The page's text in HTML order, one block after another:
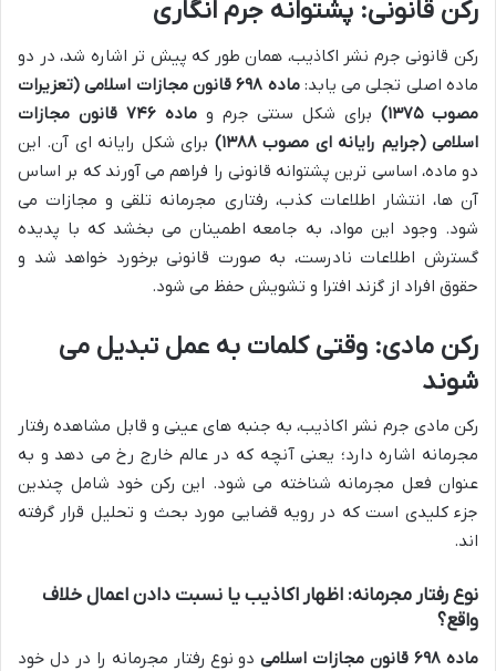
رکن قانونی: پشتوانه جرم انگاری
رکن قانونی جرم نشر اکاذیب، همان طور که پیش تر اشاره شد، در دو
ماده اصلی تجلی می یابد:
ماده ۶۹۸ قانون مجازات اسلامی (تعزیرات
مصوب ۱۳۷۵)
برای شکل سنتی جرم و
ماده ۷۴۶ قانون مجازات
اسلامی (جرایم رایانه ای مصوب ۱۳۸۸)
برای شکل رایانه ای آن. این
دو ماده، اساسی ترین پشتوانه قانونی را فراهم می آورند که بر اساس
آن ها، انتشار اطلاعات کذب، رفتاری مجرمانه تلقی و مجازات می
شود. وجود این مواد، به جامعه اطمینان می بخشد که با پدیده
گسترش اطلاعات نادرست، به صورت قانونی برخورد خواهد شد و
حقوق افراد از گزند افترا و تشویش حفظ می شود.
رکن مادی: وقتی کلمات به عمل تبدیل می
شوند
رکن مادی جرم نشر اکاذیب، به جنبه های عینی و قابل مشاهده رفتار
مجرمانه اشاره دارد؛ یعنی آنچه که در عالم خارج رخ می دهد و به
عنوان فعل مجرمانه شناخته می شود. این رکن خود شامل چندین
جزء کلیدی است که در رویه قضایی مورد بحث و تحلیل قرار گرفته
اند.
نوع رفتار مجرمانه: اظهار اکاذیب یا نسبت دادن اعمال خلاف
واقع؟
ماده ۶۹۸ قانون مجازات اسلامی
دو نوع رفتار مجرمانه را در دل خود